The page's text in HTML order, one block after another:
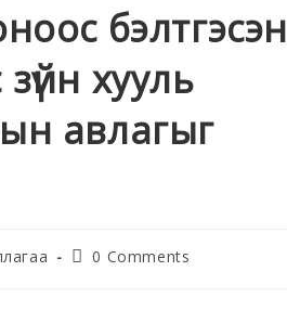
бэлтгэсэн
хууль
авлагыг
0 Comments